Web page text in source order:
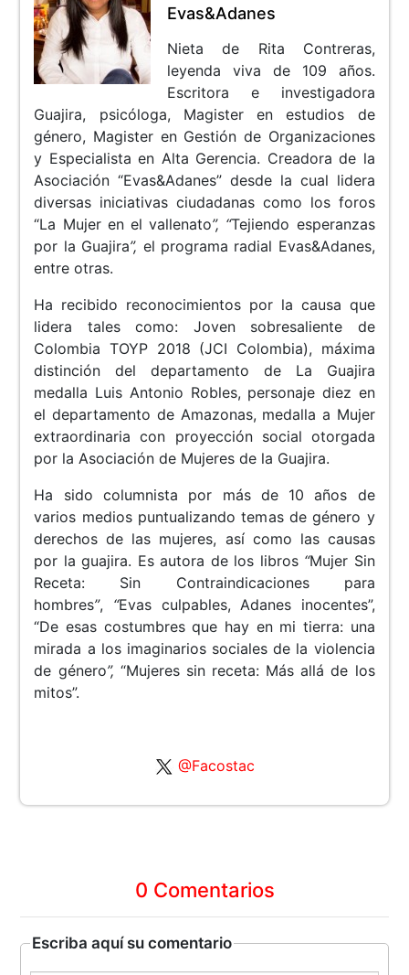
Evas&Adanes
Nieta de Rita Contreras,
leyenda viva de 109 años.
Escritora e investigadora
Guajira, psicóloga, Magister en estudios de
género, Magister en Gestión de Organizaciones
y Especialista en Alta Gerencia. Creadora de la
Asociación “Evas&Adanes” desde la cual lidera
diversas iniciativas ciudadanas como los foros
“La Mujer en el vallenato”, “Tejiendo esperanzas
por la Guajira”, el programa radial Evas&Adanes,
entre otras.
Ha recibido reconocimientos por la causa que
lidera tales como: Joven sobresaliente de
Colombia TOYP 2018 (JCI Colombia), máxima
distinción del departamento de La Guajira
medalla Luis Antonio Robles, personaje diez en
el departamento de Amazonas, medalla a Mujer
extraordinaria con proyección social otorgada
por la Asociación de Mujeres de la Guajira.
Ha sido columnista por más de 10 años de
varios medios puntualizando temas de género y
derechos de las mujeres, así como las causas
por la guajira. Es autora de los libros “Mujer Sin
Receta: Sin Contraindicaciones para
hombres”, “Evas culpables, Adanes inocentes”,
“De esas costumbres que hay en mi tierra: una
mirada a los imaginarios sociales de la violencia
de género”, “Mujeres sin receta: Más allá de los
mitos”.
@Facostac
0 Comentarios
Escriba aquí su comentario